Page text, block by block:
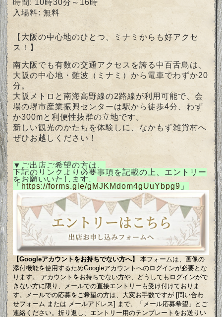
時間: 10時30分～16時
入場料: 無料
【大阪の中心地のひとつ、ミナミからも好アクセ
ス！】
南大阪でも有数の交通アクセスを誇る中百舌鳥は、
大阪の中心地・難波（ミナミ）から電車でわずか20
分。
大阪メトロと南海高野線の2路線が利用可能で、会
場の堺市産業振興センターは駅から徒歩4分、わず
か300mと利便性抜群の立地です。
新しい観光のかたちを体験しに、なかもず雑貨村へ
ぜひお越しください！
▼ご出店ご希望の方は、
下記のリンクより必要事項を記載の上、エントリー
をお願いいたします。
「 https://forms.gle/gMJKMdom4gUuYbpg9 」
【Googleアカウントをお持ちでない方へ】
本フォームは、画像の
添付機能を使用するためGoogleアカウントへのログインが必要とな
ります。 アカウントをお持ちでない方や、どうしてもログインがで
きない方に限り、メールでの直接エントリーも受け付けておりま
す。メールでの応募をご希望の方は、大変お手数ですが [問い合わ
せフォーム または メールアドレス] まで、「メール応募希望」とご
連絡ください。折り返し、エントリー用のテンプレートをお送りい